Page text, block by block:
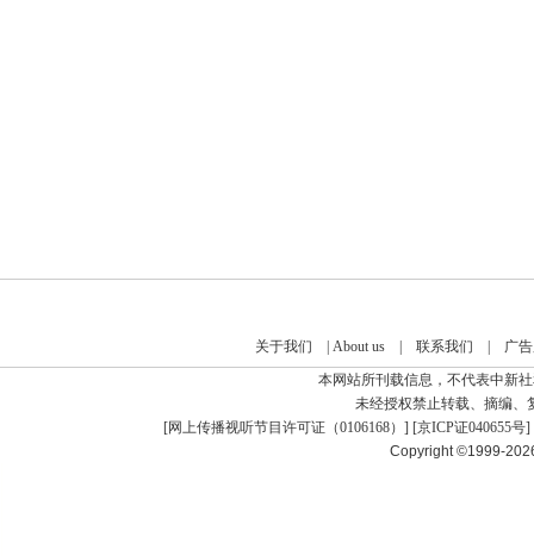
关于我们 | About us| 联系我们 |
广
本网站所刊载信息，不代表中新
未经授权禁止转载、摘编、
[网上传播视听节目许可证（0106168） ] [京ICP证040655号]
Copyright ©1999-